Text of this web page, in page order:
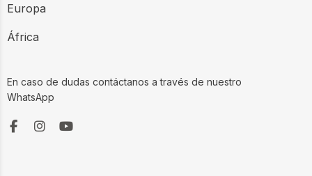
Europa
África
En caso de dudas contáctanos a través de nuestro
WhatsApp